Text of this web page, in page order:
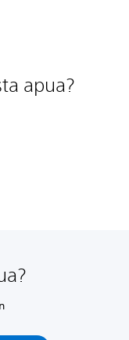
apua?